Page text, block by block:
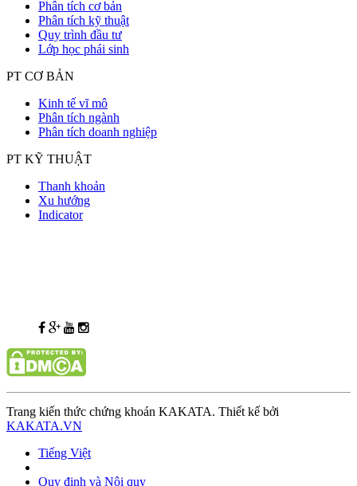
Phân tích cơ bản
Phân tích kỹ thuật
Quy trình đầu tư
Lớp học phái sinh
PT CƠ BẢN
Kinh tế vĩ mô
Phân tích ngành
Phân tích doanh nghiệp
PT KỸ THUẬT
Thanh khoản
Xu hướng
Indicator
Trang kiến thức chứng khoán KAKATA. Thiết kế bởi
KAKATA.VN
Tiếng Việt
Quy định và Nội quy